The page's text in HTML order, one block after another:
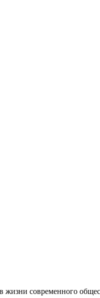
жизни современного